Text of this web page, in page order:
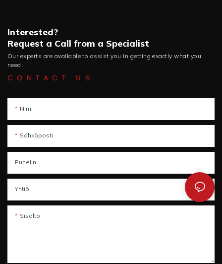
Interested?
Request a Call from a Specialist
Our experts are available to assist you in getting exactly what you
need.
CONTACT US
Nimi
Sähköposti
Puhelin
Yhtiö
Sisältö